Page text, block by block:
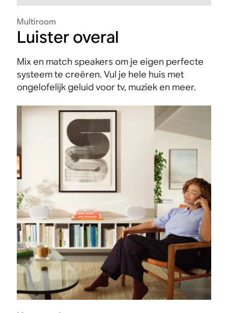
Multiroom
Luister overal
Mix en match speakers om je eigen perfecte
systeem te creëren. Vul je hele huis met
ongelofelijk geluid voor tv, muziek en meer.